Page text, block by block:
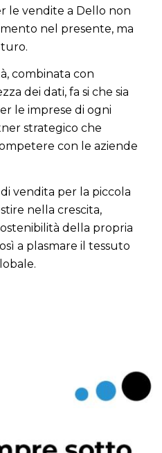
le vendite a Dello non
nel presente, ma
combinata con
dei dati, fa si che sia
le imprese di ogni
strategico che
con le aziende
vendita per la piccola
nella crescita,
della propria
a plasmare il tessuto